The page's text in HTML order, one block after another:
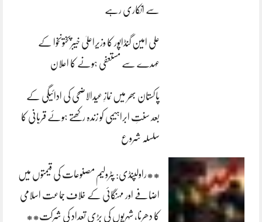
سے انکاری رہے
علی امین گنڈاپور کا وزیراعلیٰ خیبرپختونخوا کے
عہدے سے مستعفی ہونے کا اعلان
پاکستان بھر میں نمازِ عیدالاضحی کی ادائیگی کے
بعد سنتِ ابراہیمی کو زندہ رکھتے ہوئے قربانی کا
سلسلہ شروع
**راولپنڈی: پٹرولیم مصنوعات کی قیمتوں میں
اضافے اور مہنگائی کے خلاف جماعت اسلامی
کا دھرنا، شہریوں کی بڑی تعداد کی شرکت**